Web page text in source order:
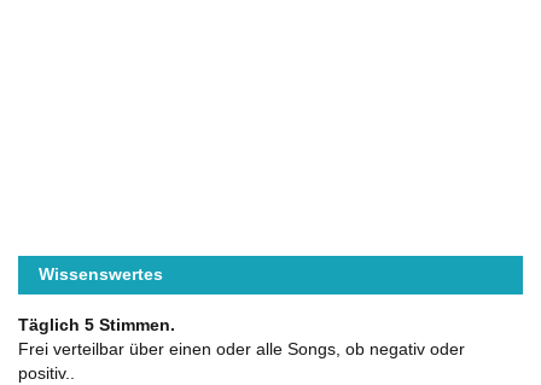
Wissenswertes
Täglich 5 Stimmen.
Frei verteilbar über einen oder alle Songs, ob negativ oder
positiv..